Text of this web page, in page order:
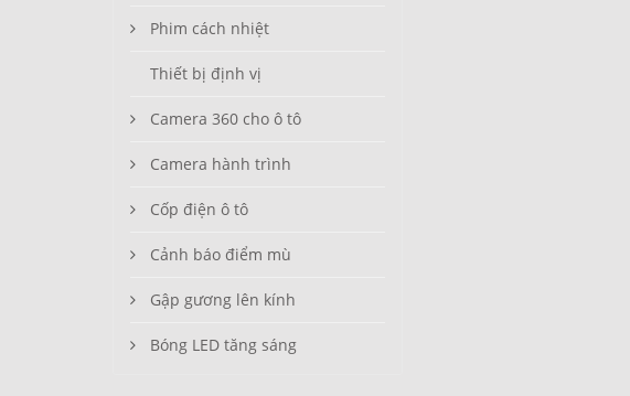
Phim cách nhiệt
Thiết bị định vị
Camera 360 cho ô tô
Camera hành trình
Cốp điện ô tô
Cảnh báo điểm mù
Gập gương lên kính
Bóng LED tăng sáng